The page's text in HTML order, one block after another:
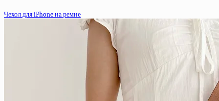
Чехол для iPhone на ремне